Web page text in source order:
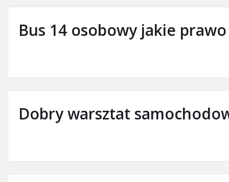
Bus 14 osobowy jakie
Dobry warsztat